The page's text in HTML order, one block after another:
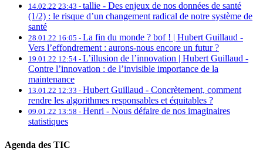
14.02.22 23:43 - tallie - Des enjeux de nos données de santé
(1/2) : le risque d’un changement radical de notre système de
santé
28.01.22 16:05 - La fin du monde ? bof ! | Hubert Guillaud -
Vers l’effondrement : aurons-nous encore un futur ?
19.01.22 12:54 - L’illusion de l’innovation | Hubert Guillaud -
Contre l’innovation : de l’invisible importance de la
maintenance
13.01.22 12:33 - Hubert Guillaud - Concrètement, comment
rendre les algorithmes responsables et équitables ?
09.01.22 13:58 - Henri - Nous défaire de nos imaginaires
statistiques
Agenda des TIC